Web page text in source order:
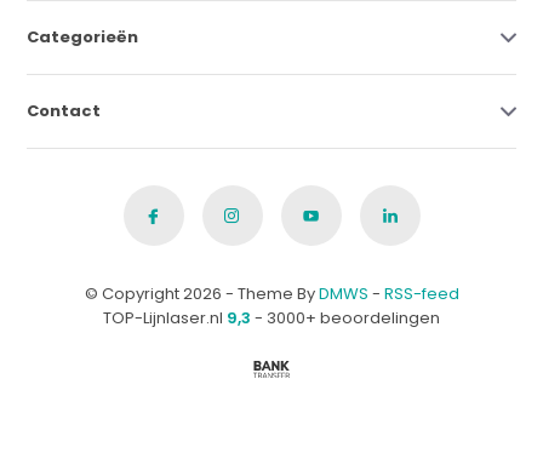
Categorieën
Contact
© Copyright 2026 - Theme ByDMWS - RSS-feed
TOP-Lijnlaser.nl 9,3 - 3000+ beoordelingen